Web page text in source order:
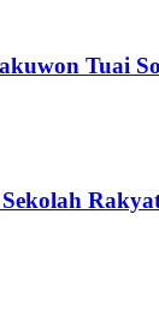
Tuai